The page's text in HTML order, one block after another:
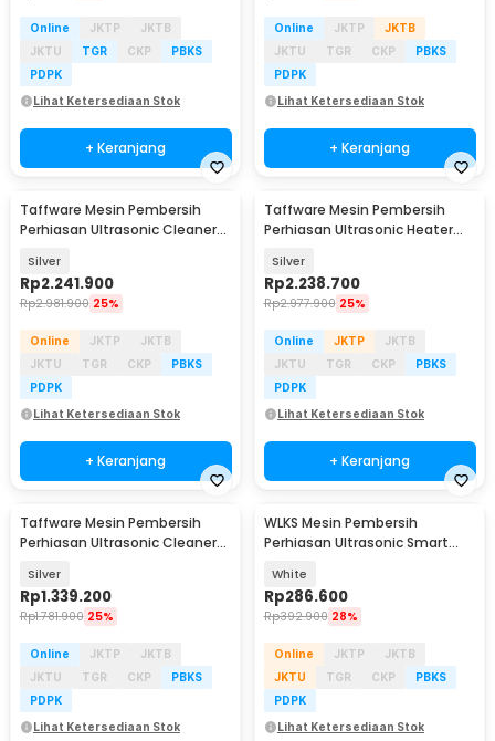
Online JKTP
JKTB
JKTU
TGR CKP
PBKS
PDPK
Lihat Ketersediaan Stok
+ Keranjang
Online JKTP
JKTB
JKTU
TGR CKP
PBKS
PDPK
Lihat Ketersediaan Stok
+ Keranjang
Taffware Mesin Pembersih
Perhiasan Ultrasonic Cleaner
Silver
Rp2.241.900
Rp2.981.900 25%
Online JKTP
JKTB
JKTU
TGR CKP
PBKS
PDPK
Lihat Ketersediaan Stok
+ Keranjang
Taffware Mesin Pembersih
Perhiasan Ultrasonic Heater
Silver
Rp2.238.700
Rp2.977.900 25%
Online JKTP
JKTB
JKTU
TGR CKP
PBKS
PDPK
Lihat Ketersediaan Stok
+ Keranjang
Taffware Mesin Pembersih
Perhiasan Ultrasonic Cleaner
Silver
Rp1.339.200
Rp1.781.900 25%
Online JKTP
JKTB
JKTU
TGR CKP
PBKS
PDPK
Lihat Ketersediaan Stok
WLKS Mesin Pembersih
Perhiasan Ultrasonic Smart
White
Rp286.600
Rp392.900 28%
Online JKTP
JKTB
JKTU
TGR CKP
PBKS
PDPK
Lihat Ketersediaan Stok